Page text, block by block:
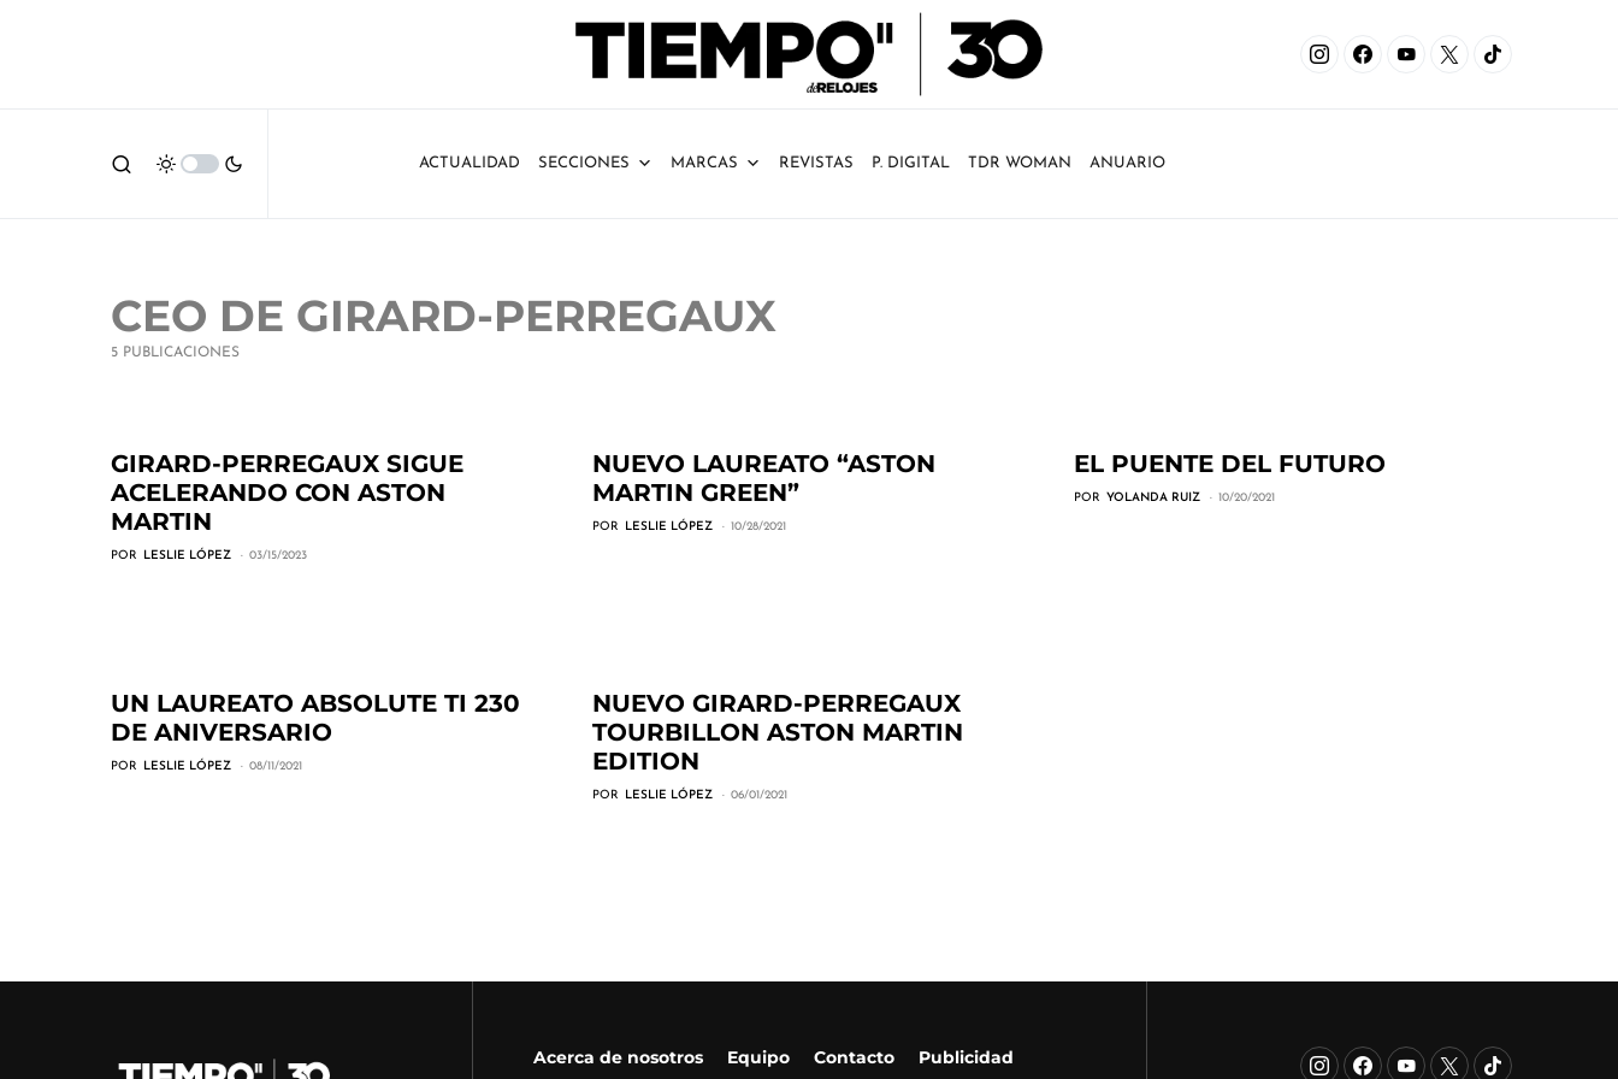
ACTUALIDAD SECCIONES MARCAS REVISTAS P. DIGITAL TDR WOMAN ANUARIO
CEO DE GIRARD-PERREGAUX
5 PUBLICACIONES
GIRARD-PERREGAUX SIGUE
ACELERANDO CON ASTON
MARTIN
POR LESLIE LÓPEZ 03/15/2023
NUEVO LAUREATO “ASTON
MARTIN GREEN”
POR LESLIE LÓPEZ 10/28/2021
EL PUENTE DEL FUTURO
POR YOLANDA RUIZ 10/20/2021
UN LAUREATO ABSOLUTE TI 230
DE ANIVERSARIO
POR LESLIE LÓPEZ 08/11/2021
NUEVO GIRARD-PERREGAUX
TOURBILLON ASTON MARTIN
EDITION
POR LESLIE LÓPEZ 06/01/2021
Acerca de nosotros Equipo Contacto
Publicidad